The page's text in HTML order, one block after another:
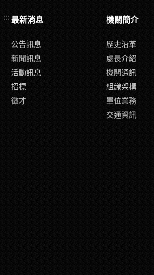
::: 最新消息
公告訊息
新聞訊息
活動訊息
招標
徵才
機關簡介
歷史沿革
處長介紹
機關通訊
組織架構
單位業務
交通資訊